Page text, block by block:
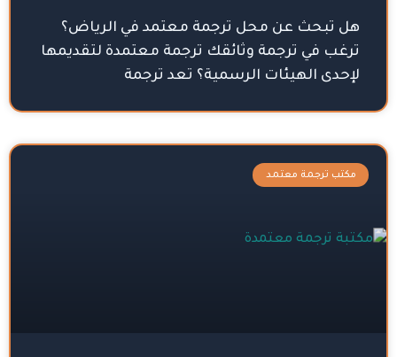
هل تبحث عن محل ترجمة معتمد في الرياض؟
ترغب في ترجمة وثائقك ترجمة معتمدة لتقديمها
لإحدى الهيئات الرسمية؟ تعد ترجمة
مكتب ترجمة معتمد